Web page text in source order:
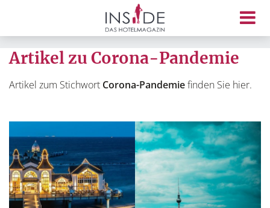
Artikel zu Corona-Pandemie
Artikel zum Stichwort Corona-Pandemiefinden Sie hier.